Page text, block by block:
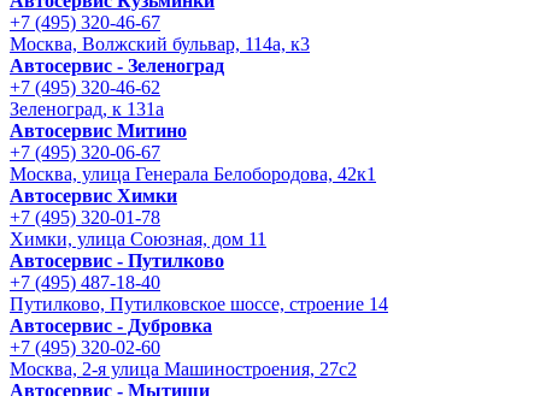
+7 (495) 320-46-67
Москва, Волжский бульвар, 114а, к3
Автосервис - Зеленоград
+7 (495) 320-46-62
Зеленоград, к 131а
Автосервис Митино
+7 (495) 320-06-67
Москва, улица Генерала Белобородова, 42к1
Автосервис Химки
+7 (495) 320-01-78
Химки, улица Союзная, дом 11
Автосервис - Путилково
+7 (495) 487-18-40
Путилково, Путилковское шоссе, строение 14
Автосервис - Дубровка
+7 (495) 320-02-60
Москва, 2-я улица Машиностроения, 27с2
Автосервис - Мытищи